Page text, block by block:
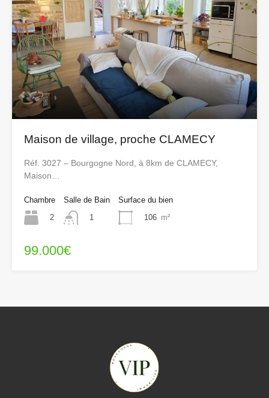
Maison de village, proche CLAMECY
Réf. 3027 – Bourgogne Nord, à 8km de CLAMECY,
Maison…
Chambre
2
Salle de Bain
1
Surface du bien
106 m²
99.000€